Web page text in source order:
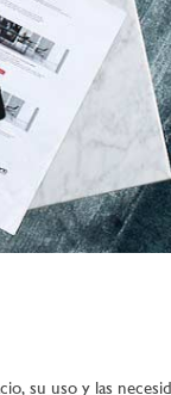
su uso y las